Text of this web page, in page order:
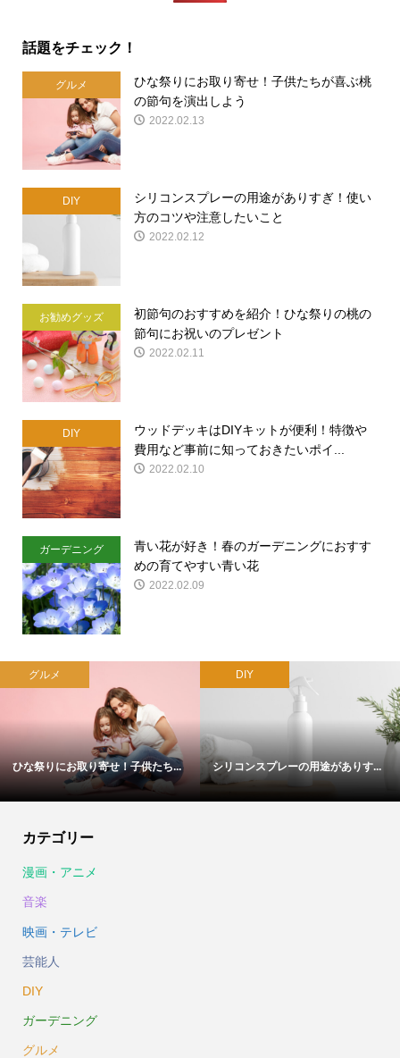
話題をチェック！
グルメ
ひな祭りにお取り寄せ！子供たちが喜ぶ桃
の節句を演出しよう
2022.02.13
DIY
シリコンスプレーの用途がありすぎ！使い
方のコツや注意したいこと
2022.02.12
お勧めグッズ
初節句のおすすめを紹介！ひな祭りの桃の
節句にお祝いのプレゼント
2022.02.11
DIY
ウッドデッキはDIYキットが便利！特徴や
費用など事前に知っておきたいポイ...
2022.02.10
ガーデニング
青い花が好き！春のガーデニングにおすす
めの育てやすい青い花
2022.02.09
グルメ
ひな祭りにお取り寄せ！子供たち...
DIY
シリコンスプレーの用途がありす...
カテゴリー
漫画・アニメ
音楽
映画・テレビ
芸能人
DIY
ガーデニング
グルメ